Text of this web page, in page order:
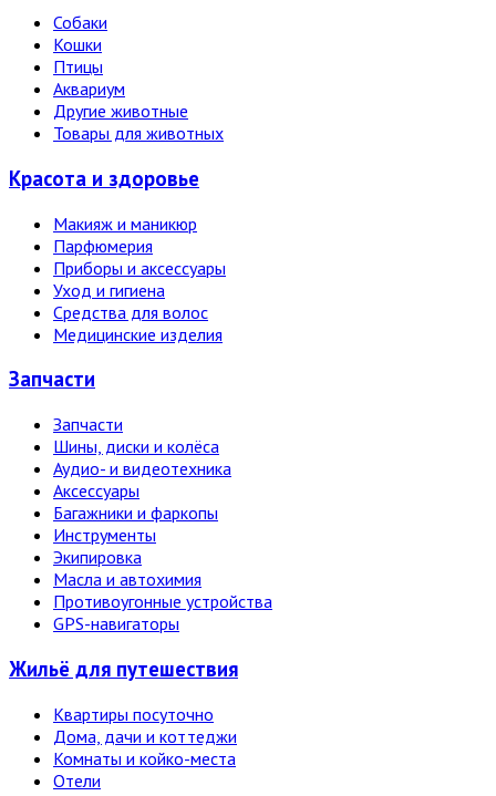
Собаки
Кошки
Птицы
Аквариум
Другие животные
Товары для животных
Красота и здоровье
Макияж и маникюр
Парфюмерия
Приборы и аксессуары
Уход и гигиена
Средства для волос
Медицинские изделия
Запчасти
Запчасти
Шины, диски и колёса
Аудио- и видеотехника
Аксессуары
Багажники и фаркопы
Инструменты
Экипировка
Масла и автохимия
Противоугонные устройства
GPS-навигаторы
Жильё для путешествия
Квартиры посуточно
Дома, дачи и коттеджи
Комнаты и койко-места
Отели